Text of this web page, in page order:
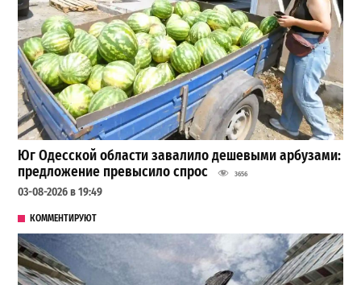
Юг Одесской области завалило дешевыми арбузами:
предложение превысило спрос
3656
03-08-2026 в 19:49
КОММЕНТИРУЮТ